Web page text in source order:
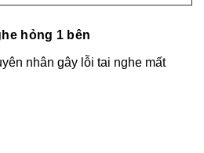
hỏng 1 bên
nhân gây lỗi tai nghe mất